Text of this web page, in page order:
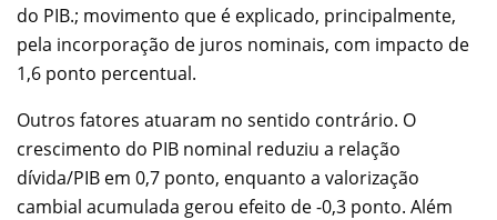
do PIB.; movimento que é explicado, principalmente,
pela incorporação de juros nominais, com impacto de
1,6 ponto percentual.
Outros fatores atuaram no sentido contrário. O
crescimento do PIB nominal reduziu a relação
dívida/PIB em 0,7 ponto, enquanto a valorização
cambial acumulada gerou efeito de -0,3 ponto. Além